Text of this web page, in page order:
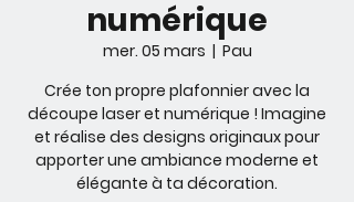
numérique
mer. 05 mars
  |
Pau
Crée ton propre plafonnier avec la
découpe laser et numérique ! Imagine
et réalise des designs originaux pour
apporter une ambiance moderne et
élégante à ta décoration.